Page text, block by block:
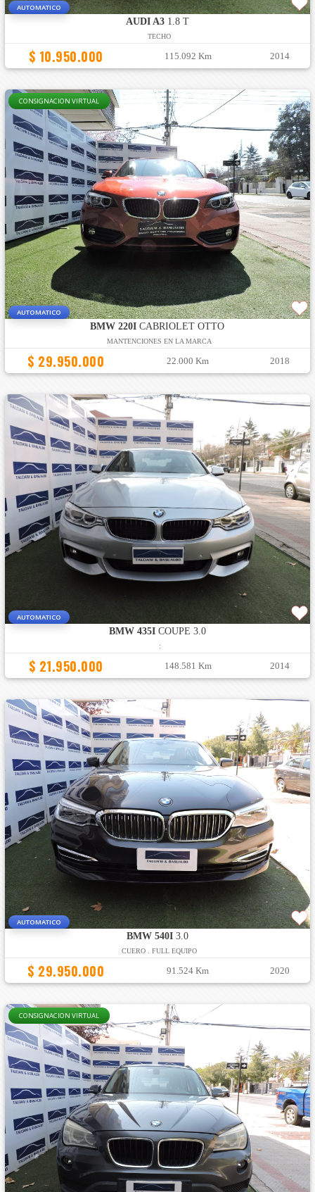
AUTOMATICO
AUDI A31.8 T
TECHO
$ 10.950.000 115.092 Km 2014
CONSIGNACION VIRTUAL
AUTOMATICO
BMW 220I CABRIOLET OTTO
MANTENCIONES EN LA MARCA
$ 29.950.000 22.000 Km 2018
AUTOMATICO
BMW 435ICOUPE 3.0
:
$ 21.950.000 148.581 Km 2014
AUTOMATICO
BMW 540I3.0
CUERO . FULL EQUIPO
$ 29.950.000 91.524 Km 2020
CONSIGNACION VIRTUAL